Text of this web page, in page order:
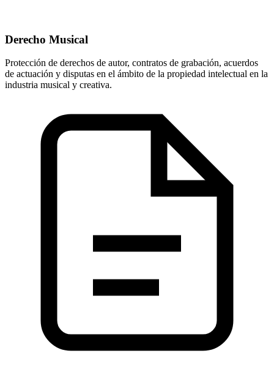
Derecho Musical
Protección de derechos de autor, contratos de grabación, acuerdos
de actuación y disputas en el ámbito de la propiedad intelectual en la
industria musical y creativa.